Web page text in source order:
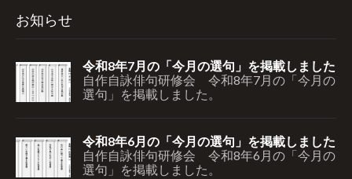
お知らせ
令和8年7月の「今月の選句」を掲載しました
自作自詠俳句研修会 令和8年7月の「今月の
選句」を掲載しました。
令和8年6月の「今月の選句」を掲載しました
自作自詠俳句研修会 令和8年6月の「今月の
選句」を掲載しました。